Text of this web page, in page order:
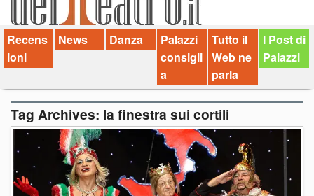
Palazzi consiglia
Video
Chi siamo
Contatti
dT in English
Recens
ioni
News Danza
Palazzi
consigli
a
Tutto il
Web ne
parla
I Post di
Palazzi
Tag Archives: la finestra sui cortili